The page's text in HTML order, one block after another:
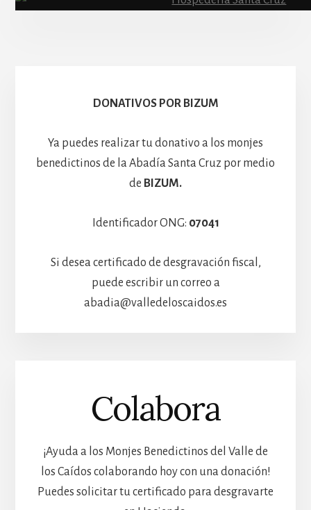
Hospedería
DONATIVOS POR BIZUM
Ya puedes realizar tu donativo a los monjes
benedictinos de la Abadía Santa Cruz por medio
de BIZUM.
Identificador ONG: 07041
Si desea certificado de desgravación fiscal,
puede escribir un correo a
abadia@valledeloscaidos.es
Colabora
¡Ayuda a los Monjes Benedictinos del Valle de
los Caídos colaborando hoy con una donación!
Puedes solicitar tu certificado para desgravarte